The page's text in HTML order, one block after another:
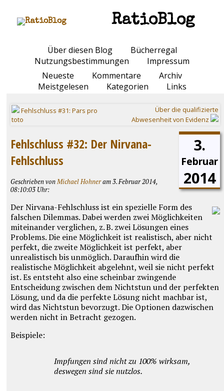
RatioBlog
Über diesen Blog
Bücherregal
Nutzungsbestimmungen
Impressum
Neueste
Kommentare
Archiv
Meistgelesen
Kategorien Links
Fehlschluss #31: Pars pro
toto
Über die qualifizierte
Abwesenheit von Evidenz
3.
Februar
2014
Fehlschluss #32: Der Nirvana-
Fehlschluss
Geschrieben vonMichael Hohneram 3. Februar 2014,
08:10:03 Uhr:
Der Nirvana-Fehlschluss ist ein spezielle Form des
falschen Dilemmas. Dabei werden zwei Möglichkeiten
miteinander verglichen, z. B. zwei Lösungen eines
Problems. Die eine Möglichkeit ist realistisch, aber nicht
perfekt, die zweite Möglichkeit ist perfekt, aber
unrealistisch bis unmöglich. Daraufhin wird die
realistische Möglichkeit abgelehnt, weil sie nicht perfekt
ist. Es entsteht also eine scheinbar zwingende
Entscheidung zwischen dem Nichtstun und der perfekten
Lösung, und da die perfekte Lösung nicht machbar ist,
wird das Nichtstun bevorzugt. Die Optionen dazwischen
werden nicht in Betracht gezogen.
Beispiele:
Impfungen sind nicht zu 100% wirksam,
deswegen sind sie nutzlos.